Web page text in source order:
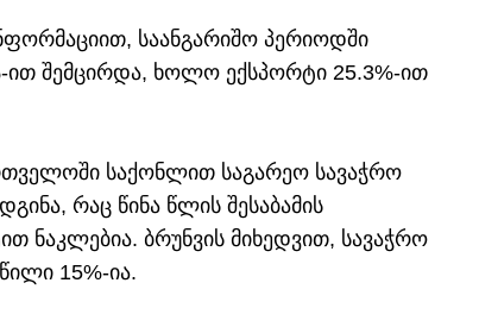
საანგარიშო პერიოდში
ით შემცირდა, ხოლო ექსპორტი 25.3%-ით
საქონლით საგარეო სავაჭრო
რაც წინა წლის შესაბამის
ნაკლებია. ბრუნვის მიხედვით, სავაჭრო
15%-ია.